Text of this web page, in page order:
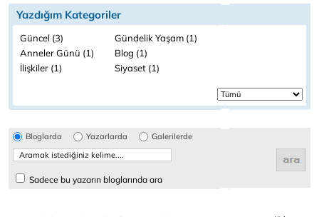
Yazdığım Kategoriler
Güncel (3)
Gündelik Yaşam (1)
Anneler Günü (1)
Blog (1)
İlişkiler (1)
Siyaset (1)
Bloglarda Yazarlarda Galerilerde
Sadece bu yazarın bloglarında ara